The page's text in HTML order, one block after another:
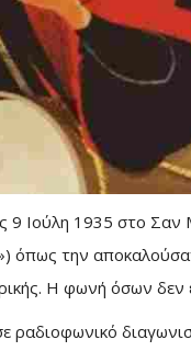
9 Ιούλη 1935 στο Σαν
όπως την
Η φωνή όσων δεν
ραδιοφωνικό